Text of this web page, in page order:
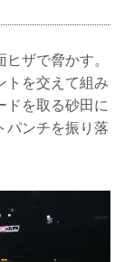
ザで脅かす。
トを交えて組み
ドを取る砂田に
パンチを振り落